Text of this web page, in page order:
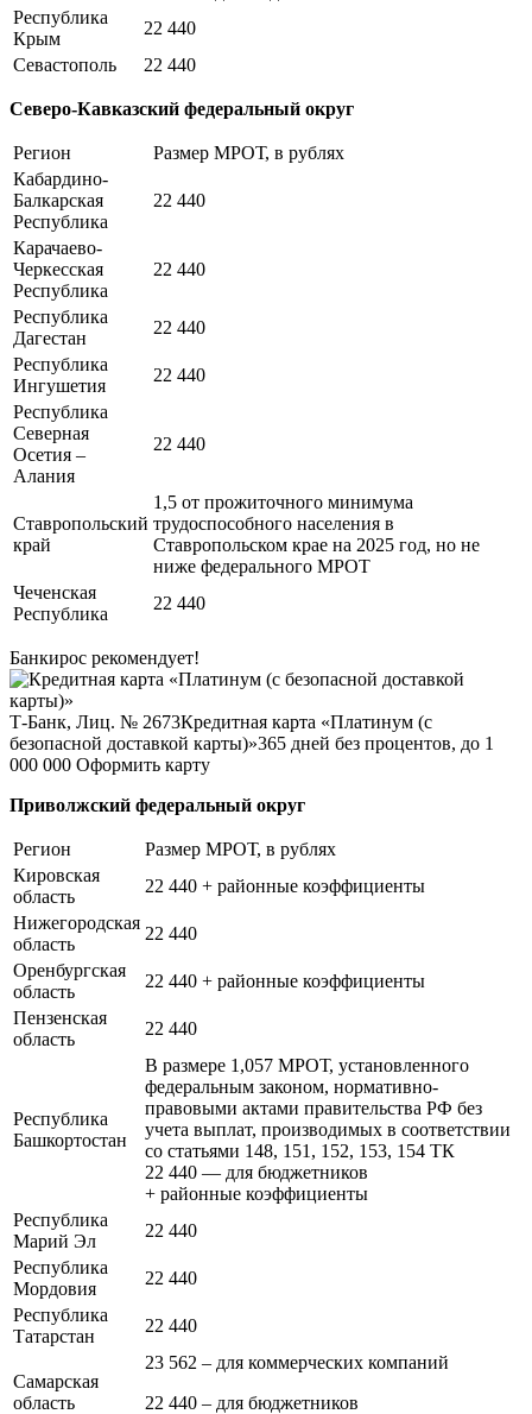
Республика
Крым
22 440
Севастополь
22 440
Северо-Кавказский федеральный округ
Регион
Размер МРОТ, в рублях
Кабардино-
Балкарская
Республика
22 440
Карачаево-
Черкесская
Республика
22 440
Республика
Дагестан
22 440
Республика
Ингушетия
22 440
Республика
Северная
Осетия –
Алания
22 440
Ставропольский
край
1,5 от прожиточного минимума
трудоспособного населения в
Ставропольском крае на 2025 год, но не
ниже федерального МРОТ
Чеченская
Республика
22 440
Банкирос рекомендует!
Т-Банк, Лиц. № 2673Кредитная карта «Платинум (с
безопасной доставкой карты)»365 дней без процентов, до 1
000 000 Оформить карту
Приволжский федеральный округ
Регион
Размер МРОТ, в рублях
Кировская
область
22 440 + районные коэффициенты
Нижегородская
область
22 440
Оренбургская
область
22 440 + районные коэффициенты
Пензенская
область
22 440
Республика
Башкортостан
В размере 1,057 МРОТ, установленного
федеральным законом, нормативно-
правовыми актами правительства РФ без
учета выплат, производимых в соответствии
со статьями 148, 151, 152, 153, 154 ТК
22 440 — для бюджетников
+ районные коэффициенты
Республика
Марий Эл
22 440
Республика
Мордовия
22 440
Республика
Татарстан
22 440
Самарская
область
23 562 – для коммерческих компаний
22 440 – для бюджетников